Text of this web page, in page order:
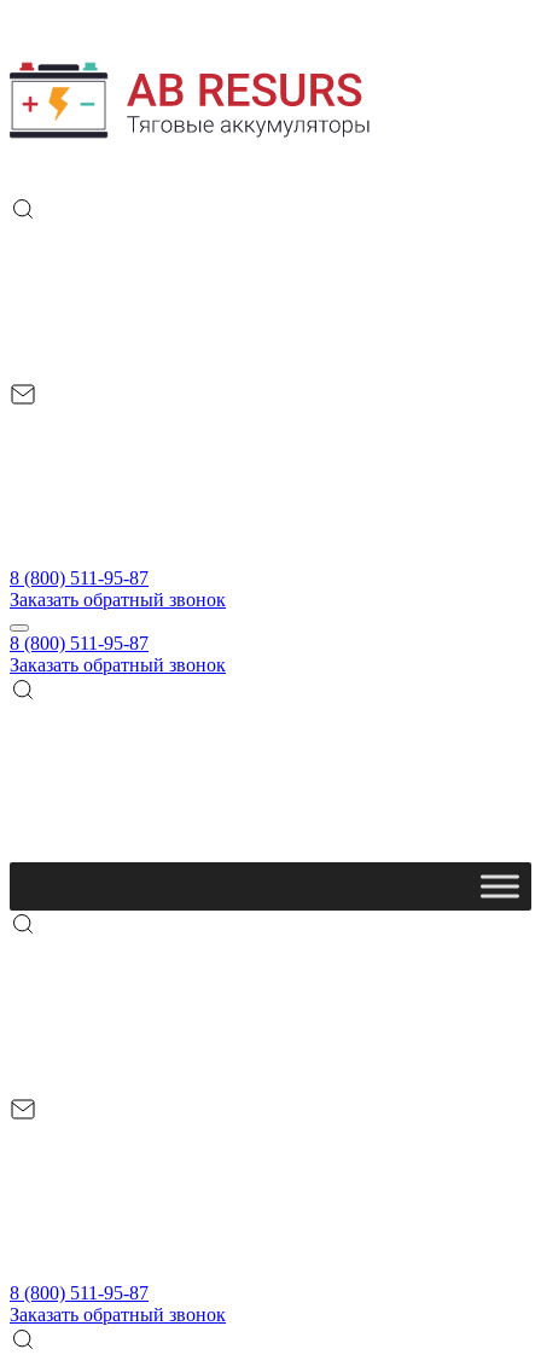
8 (800) 511-95-87
Заказать обратный звонок
8 (800) 511-95-87
Заказать обратный звонок
8 (800) 511-95-87
Заказать обратный звонок